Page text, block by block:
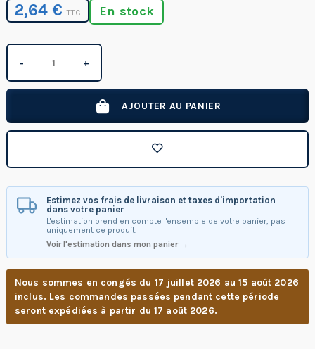
En stock
2,64 €TTC
− +
AJOUTER AU PANIER
Estimez vos frais de livraison et taxes d'importation
dans votre panier
L'estimation prend en compte l'ensemble de votre panier, pas
uniquement ce produit.
Voir l'estimation dans mon panier →
Nous sommes en congés du 17 juillet 2026 au 15 août 2026
inclus. Les commandes passées pendant cette période
seront expédiées à partir du 17 août 2026.